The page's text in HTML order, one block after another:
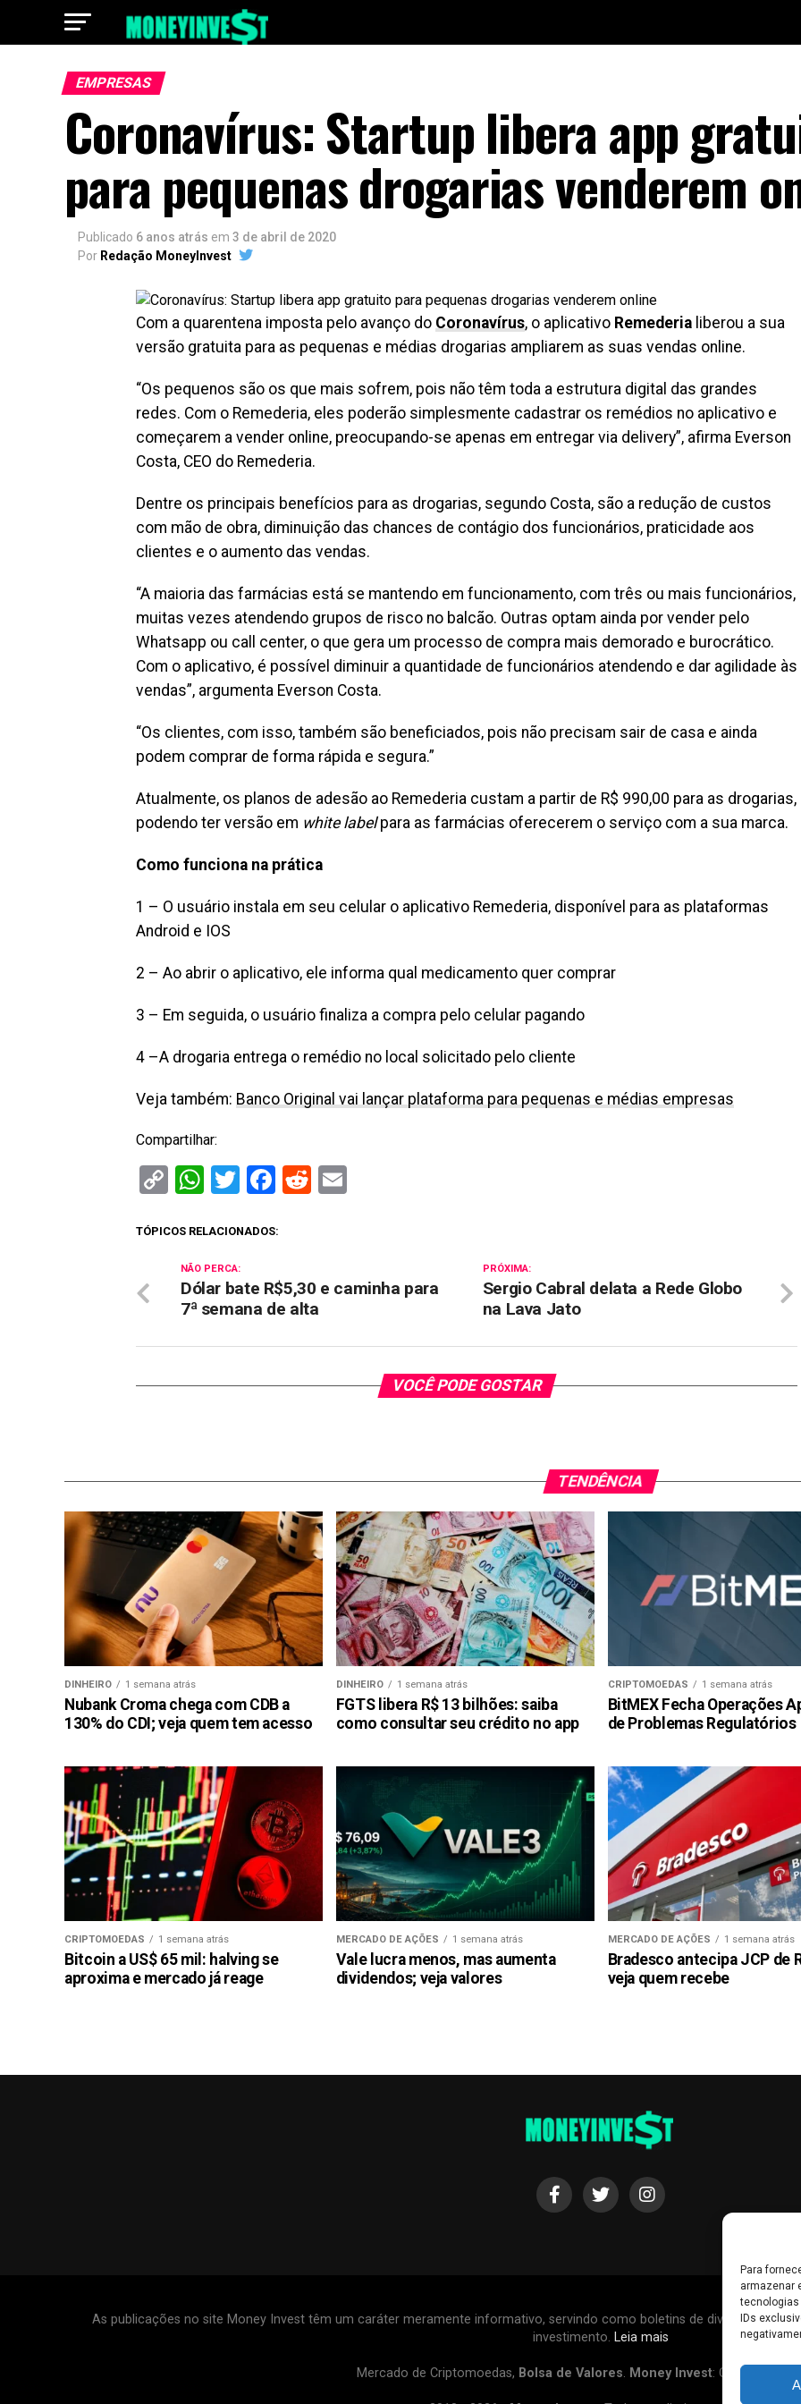
Para
armazenar
tecnologias
IDs
EMPRESAS
Coronavírus: Startup libera app
para pequenas drogarias venderem
Publicado 6 anos atrás em 3 de abril de 2020
Por Redação MoneyInvest
Com a quarentena imposta pelo avanço do Coronavírus, o aplicativo Remederia liberou a sua
versão gratuita para as pequenas e médias drogarias ampliarem as suas vendas online.
“Os pequenos são os que mais sofrem, pois não têm toda a estrutura digital das grandes
redes. Com o Remederia, eles poderão simplesmente cadastrar os remédios no aplicativo e
começarem a vender online, preocupando-se apenas em entregar via delivery”, afirma Everson
Costa, CEO do Remederia.
Dentre os principais benefícios para as drogarias, segundo Costa, são a redução de custos
com mão de obra, diminuição das chances de contágio dos funcionários, praticidade aos
clientes e o aumento das vendas.
“A maioria das farmácias está se mantendo em funcionamento, com três ou mais funcionários,
muitas vezes atendendo grupos de risco no balcão. Outras optam ainda por vender pelo
Whatsapp ou call center, o que gera um processo de compra mais demorado e burocrático.
Com o aplicativo, é possível diminuir a quantidade de funcionários atendendo e dar agilidade às
vendas”, argumenta Everson Costa.
“Os clientes, com isso, também são beneficiados, pois não precisam sair de casa e ainda
podem comprar de forma rápida e segura.”
Atualmente, os planos de adesão ao Remederia custam a partir de R$ 990,00 para as drogarias,
podendo ter versão em white labelpara as farmácias oferecerem o serviço com a sua marca.
Como funciona na prática
1 – O usuário instala em seu celular o aplicativo Remederia, disponível para as plataformas
Android e IOS
2 – Ao abrir o aplicativo, ele informa qual medicamento quer comprar
3 – Em seguida, o usuário finaliza a compra pelo celular pagando
4 –A drogaria entrega o remédio no local solicitado pelo cliente
Veja também: Banco Original vai lançar plataforma para pequenas e médias empresas
Compartilhar:
CopyWhatsApp
Twitter
Facebook
Reddit
TÓPICOS RELACIONADOS:
PRÓXIMA:
Sergio Cabral delata a Rede Globo
na Lava Jato
NÃO PERCA:
Dólar bate R$5,30 e caminha para
7ª semana de alta
VOCÊ PODE GOSTAR
TENDÊNCIA
DINHEIRO 1 semana atrás
Nubank Croma chega com CDB a
130% do CDI; veja quem tem acesso
DINHEIRO 1 semana atrás
FGTS libera R$ 13 bilhões: saiba
como consultar seu crédito no app
CRIPTOMOEDAS 1 semana atrás
BitMEX Fecha Operações
de Problemas Regulatórios
CRIPTOMOEDAS 1 semana atrás
Bitcoin a US$ 65 mil: halving se
aproxima e mercado já reage
MERCADO DE AÇÕES 1 semana atrás
Vale lucra menos, mas aumenta
dividendos; veja valores
MERCADO DE AÇÕES 1 semana atrás
Bradesco antecipa JCP de
veja quem recebe
As publicações no site Money Invest têm um caráter meramente informativo, servindo como boletins de divulgação, e
investimento. Leia mais
Mercado de Criptomoedas, Bolsa de Valores. Money Invest: O futuro do